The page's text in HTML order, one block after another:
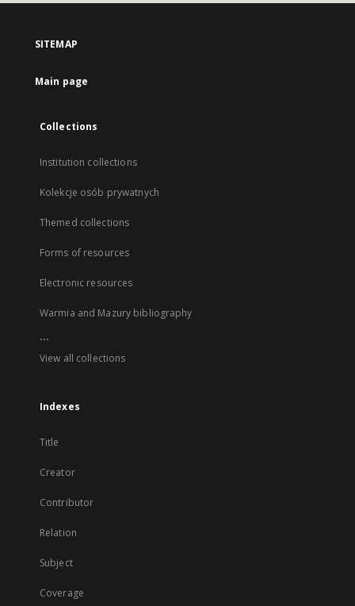
SITEMAP
Main page
Collections
Institution collections
Kolekcje osób prywatnych
Themed collections
Forms of resources
Electronic resources
Warmia and Mazury bibliography
...
View all collections
Indexes
Title
Creator
Contributor
Relation
Subject
Coverage